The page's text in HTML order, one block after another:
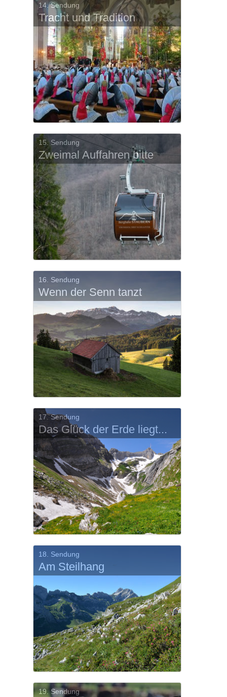
14. Sendung
Tracht und Tradition
15. Sendung
Zweimal Auffahren bitte
16. Sendung
Wenn der Senn tanzt
17. Sendung
Das Glück der Erde liegt...
18. Sendung
Am Steilhang
19. Sendung